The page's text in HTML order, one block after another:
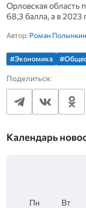
Орловская область
68,3 балла, а в 2023
Автор: Роман Полынкин
#Экономика
Поделиться:
Календарь
Пн Вт